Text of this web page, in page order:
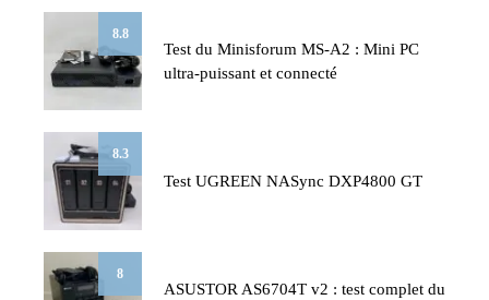
8.8
Test du Minisforum MS-A2 : Mini PC
ultra-puissant et connecté
8.3
Test UGREEN NASync DXP4800 GT
8
ASUSTOR AS6704T v2 : test complet du